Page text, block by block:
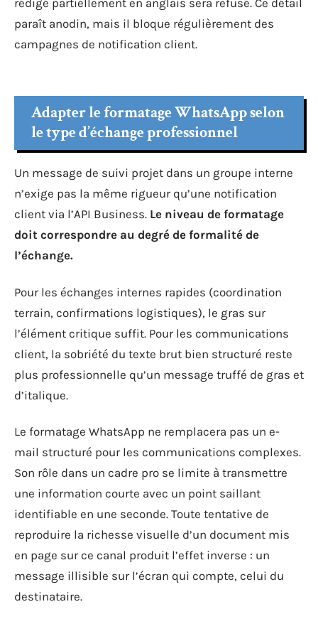
paraît anodin, mais il bloque régulièrement des
campagnes de notification client.
Adapter le formatage WhatsApp selon
le type d’échange professionnel
Un message de suivi projet dans un groupe interne
n’exige pas la même rigueur qu’une notification
client via l’API Business. Le niveau de formatage
doit correspondre au degré de formalité de
l’échange.
Pour les échanges internes rapides (coordination
terrain, confirmations logistiques), le gras sur
l’élément critique suffit. Pour les communications
client, la sobriété du texte brut bien structuré reste
plus professionnelle qu’un message truffé de gras et
d’italique.
Le formatage WhatsApp ne remplacera pas un e-
mail structuré pour les communications complexes.
Son rôle dans un cadre pro se limite à transmettre
une information courte avec un point saillant
identifiable en une seconde. Toute tentative de
reproduire la richesse visuelle d’un document mis
en page sur ce canal produit l’effet inverse : un
message illisible sur l’écran qui compte, celui du
destinataire.